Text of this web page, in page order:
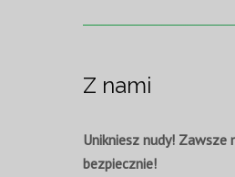
Z nami
Unikniesz nudy! Zawsze
bezpiecznie!